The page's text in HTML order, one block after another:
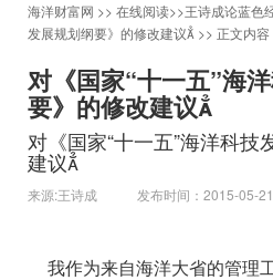
海洋财富网 >> 在线阅读>>王诗成论蓝色
发展规划纲要》的修改建议 >> 正文内容
对《国家“十一五”海
要》的修改建议
对《国家“十一五”海洋科技
建议
来源:王诗成 发布时间：2015-05-
我作为来自海洋大省的管理